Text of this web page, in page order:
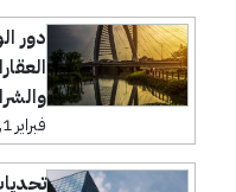
دور
فبراير 1, 2025